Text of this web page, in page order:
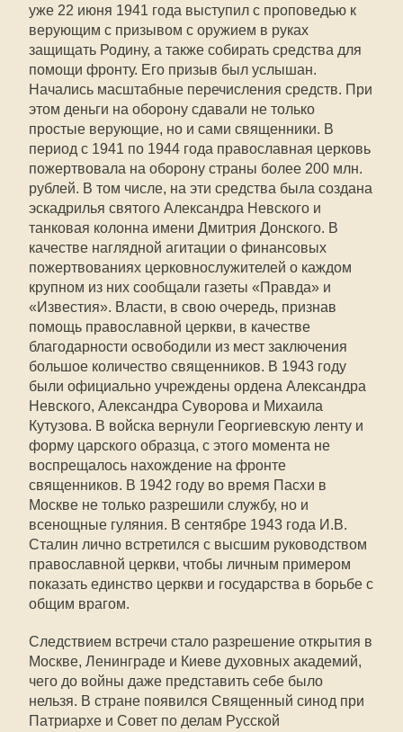
уже 22 июня 1941 года выступил с проповедью к
верующим с призывом с оружием в руках
защищать Родину, а также собирать средства для
помощи фронту. Его призыв был услышан.
Начались масштабные перечисления средств. При
этом деньги на оборону сдавали не только
простые верующие, но и сами священники. В
период с 1941 по 1944 года православная церковь
пожертвовала на оборону страны более 200 млн.
рублей. В том числе, на эти средства была создана
эскадрилья святого Александра Невского и
танковая колонна имени Дмитрия Донского. В
качестве наглядной агитации о финансовых
пожертвованиях церковнослужителей о каждом
крупном из них сообщали газеты «Правда» и
«Известия». Власти, в свою очередь, признав
помощь православной церкви, в качестве
благодарности освободили из мест заключения
большое количество священников. В 1943 году
были официально учреждены ордена Александра
Невского, Александра Суворова и Михаила
Кутузова. В войска вернули Георгиевскую ленту и
форму царского образца, с этого момента не
воспрещалось нахождение на фронте
священников. В 1942 году во время Пасхи в
Москве не только разрешили службу, но и
всенощные гуляния. В сентябре 1943 года И.В.
Сталин лично встретился с высшим руководством
православной церкви, чтобы личным примером
показать единство церкви и государства в борьбе с
общим врагом.
Следствием встречи стало разрешение открытия в
Москве, Ленинграде и Киеве духовных академий,
чего до войны даже представить себе было
нельзя. В стране появился Священный синод при
Патриархе и Совет по делам Русской